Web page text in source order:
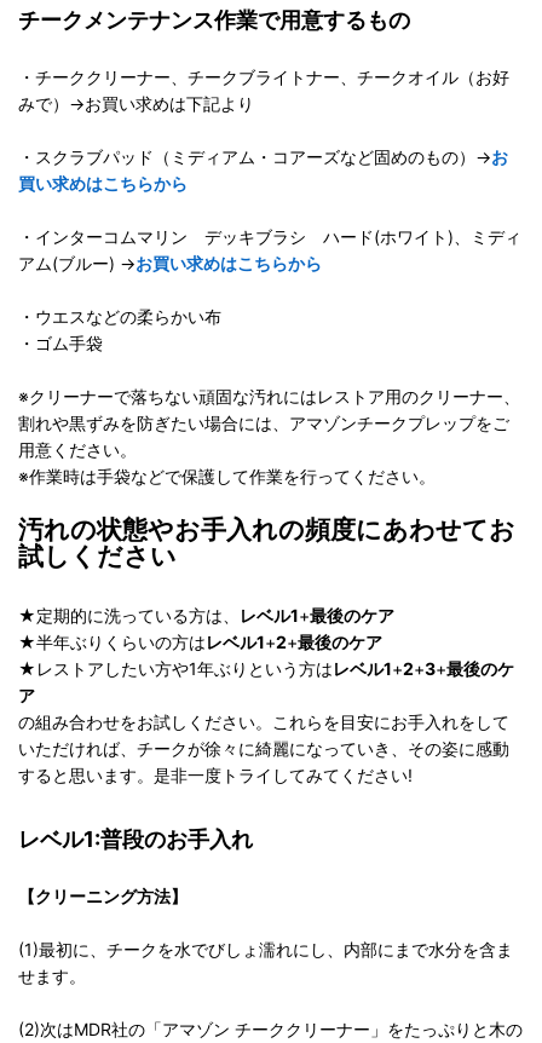
チークメンテナンス作業で用意するもの
・チーククリーナー、チークブライトナー、チークオイル（お好
みで）→お買い求めは下記より
・スクラブパッド（ミディアム・コアーズなど固めのもの）→お
買い求めはこちらから
・インターコムマリン デッキブラシ ハード(ホワイト)、ミディ
アム(ブルー) →お買い求めはこちらから
・ウエスなどの柔らかい布
・ゴム手袋
※クリーナーで落ちない頑固な汚れにはレストア用のクリーナー、
割れや黒ずみを防ぎたい場合には、アマゾンチークプレップをご
用意ください。
※作業時は手袋などで保護して作業を行ってください。
汚れの状態やお手入れの頻度にあわせてお
試しください
★定期的に洗っている方は、 レベル1+最後のケア
★半年ぶりくらいの方はレベル1+2+最後のケア
★レストアしたい方や1年ぶりという方はレベル1+2+3+最後のケ
ア
の組み合わせをお試しください。これらを目安にお手入れをして
いただければ、チークが徐々に綺麗になっていき、その姿に感動
すると思います。是非一度トライしてみてください!
レベル1:普段のお手入れ
【クリーニング方法】
(1)最初に、チークを水でびしょ濡れにし、内部にまで水分を含ま
せます。
(2)次はMDR社の「アマゾン チーククリーナー」をたっぷりと木の